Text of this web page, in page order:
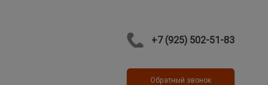
+7 (925) 502-51-83
Контакты
Обратный звонок